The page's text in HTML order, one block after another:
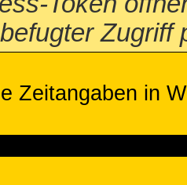
Zugriff
Zeitangaben in